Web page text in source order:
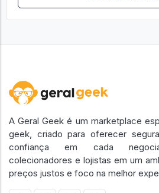
A Geral Geek é um marketplace
geek, criado para oferecer
confiança em cada
colecionadores e lojistas em um
preços justos e foco na melhor